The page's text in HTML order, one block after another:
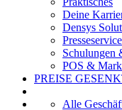
Deine
Densys
Presseservice
Schulungen
POS &
PREISE
Alle